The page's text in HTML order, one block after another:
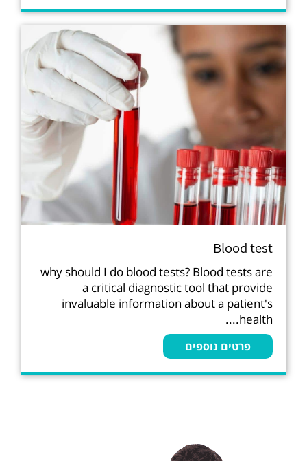
Blood test
why should I do blood tests? Blood tests are
a critical diagnostic tool that provide
invaluable information about a patient's
health....
פרטים נוספים